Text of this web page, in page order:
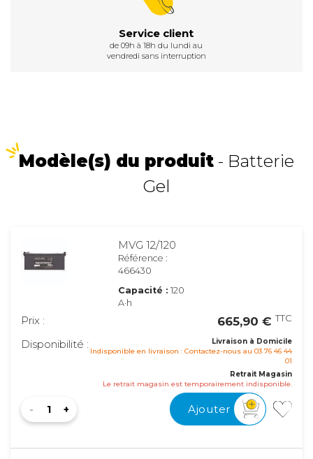
Service client
de 09h à 18h du lundi au
vendredi sans interruption
Modèle(s) du produit - Batterie
Gel
MVG 12/120
Référence :
466430
Capacité : 120
A·h
Prix : 665,90 € TTC
Disponibilité :
Livraison à Domicile
Indisponible en livraison : Contactez-nous au 03 76 46 44
01
Retrait Magasin
Le retrait magasin est temporairement indisponible.
Ajouter